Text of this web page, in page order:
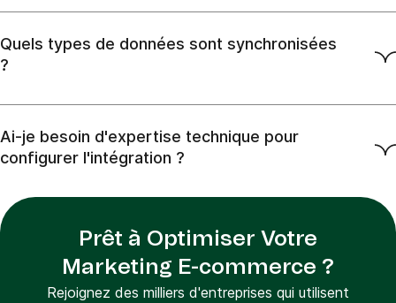
Quels types de données sont synchronisées
?
Ai-je besoin d'expertise technique pour
configurer l'intégration ?
Prêt à Optimiser Votre
Marketing E-commerce ?
Rejoignez des milliers d'entreprises qui utilisent